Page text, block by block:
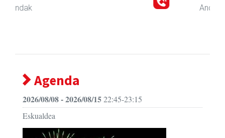
Andoain
Agenda
2026/08/08 - 2026/08/1522:45-23:15
Eskualdea